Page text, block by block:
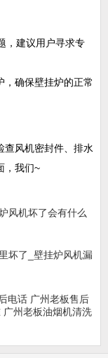
，建议用户寻求专
，确保壁挂炉的正常
查风机密封件、排水
，我们~
风机坏了会有什么
坏了_壁挂炉风机漏
电话 广州老板售后
广州老板油烟机清洗